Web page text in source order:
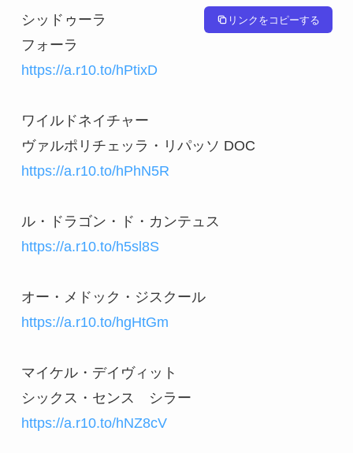
シッドゥーラ
https://a.r10.to/hPtixD
ワイルドネイチャー
https://a.r10.to/hPhN5R
https://a.r10.to/h5sl8S
オー・メドック・ジスクール
https://a.r10.to/hgHtGm
マイケル・デイヴィット
https://a.r10.to/hNZ8cV
リンクをコピーする